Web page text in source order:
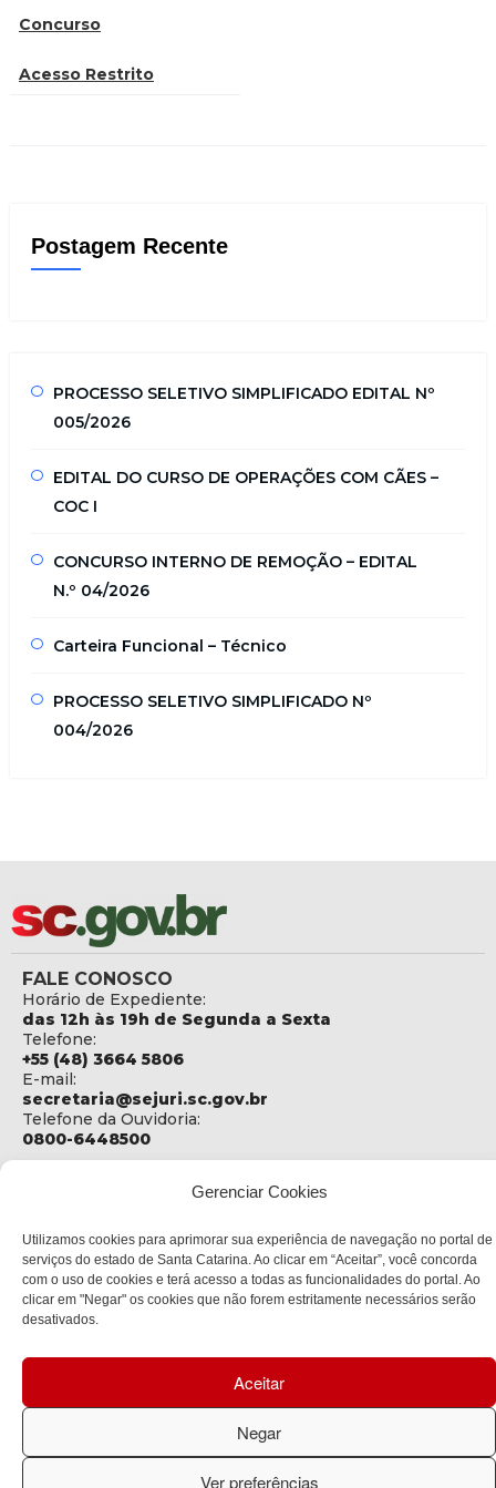
Gerenciar Cookies
Utilizamos cookies para aprimorar sua experiência de navegação no portal de
serviços do estado de Santa Catarina. Ao clicar em “Aceitar”, você concorda
com o uso de cookies e terá acesso a todas as funcionalidades do portal. Ao
clicar em "Negar" os cookies que não forem estritamente necessários serão
desativados.
Aceitar
Negar
Ver preferências
Concurso
Acesso Restrito
Postagem Recente
PROCESSO SELETIVO SIMPLIFICADO EDITAL Nº
005/2026
EDITAL DO CURSO DE OPERAÇÕES COM CÃES –
COC I
CONCURSO INTERNO DE REMOÇÃO – EDITAL
N.º 04/2026
Carteira Funcional – Técnico
PROCESSO SELETIVO SIMPLIFICADO Nº
004/2026
FALE CONOSCO
Horário de Expediente:
das 12h às 19h de Segunda a Sexta
Telefone:
+55 (48) 3664 5806
E-mail:
secretaria@sejuri.sc.gov.br
Telefone da Ouvidoria:
0800-6448500
SEJURI - Secretaria de Estado de Justiça e Reintegração
Rua Fúlvio Aducci, 1214 - Loja 06
Bairro:
Estreito - Florianópolis - SC
CEP:
Santa Catarina |Desenvolvedor: CIASC